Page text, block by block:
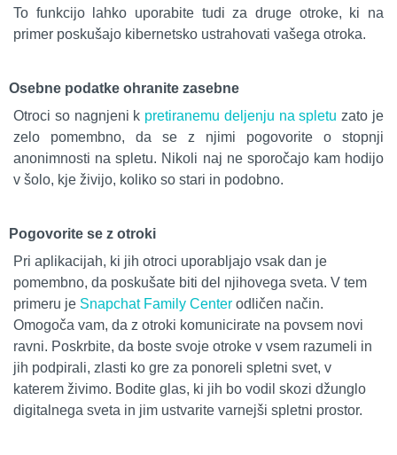
To funkcijo lahko uporabite tudi za druge otroke, ki na
primer poskušajo kibernetsko ustrahovati vašega otroka.
Osebne podatke ohranite zasebne
Otroci so nagnjeni k pretiranemu deljenju na spletu zato je
zelo pomembno, da se z njimi pogovorite o stopnji
anonimnosti na spletu. Nikoli naj ne sporočajo kam hodijo
v šolo, kje živijo, koliko so stari in podobno.
Pogovorite se z otroki
Pri aplikacijah, ki jih otroci uporabljajo vsak dan je
pomembno, da poskušate biti del njihovega sveta. V tem
primeru je Snapchat Family Center odličen način.
Omogoča vam, da z otroki komunicirate na povsem novi
ravni. Poskrbite, da boste svoje otroke v vsem razumeli in
jih podpirali, zlasti ko gre za ponoreli spletni svet, v
katerem živimo. Bodite glas, ki jih bo vodil skozi džunglo
digitalnega sveta in jim ustvarite varnejši spletni prostor.